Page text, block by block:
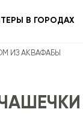
В ГОРОДАХ
ИЗ АКВАФАБЫ